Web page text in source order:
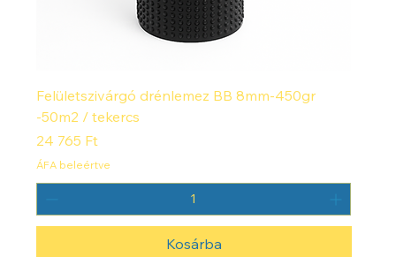
Felületszivárgó drénlemez BB 8mm-450gr
-50m2 / tekercs
Ár
24 765 Ft
ÁFA beleértve
Kosárba